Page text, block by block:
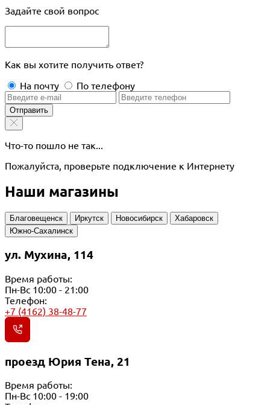
Задайте свой вопрос
Как вы хотите получить ответ?
На почту
По телефону
Отправить
Что-то пошло не так...
Пожалуйста, проверьте подключение к Интернету
Наши магазины
Благовещенск Иркутск Новосибирск
Хабаровск
Южно-Сахалинск
ул. Мухина, 114
Время работы:
Пн-Вс 10:00 - 21:00
Телефон:
+7 (4162) 38-48-77
проезд Юрия Тена, 21
Время работы:
Пн-Вс 10:00 - 19:00